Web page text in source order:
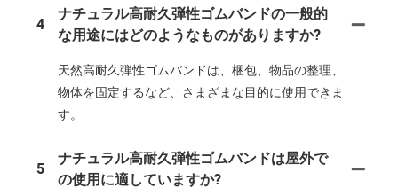
4
ナチュラル高耐久弾性ゴムバンドの一般的
な用途にはどのようなものがありますか?
天然高耐久弾性ゴムバンドは、梱包、物品の整理、
物体を固定するなど、さまざまな目的に使用できま
す。
5
ナチュラル高耐久弾性ゴムバンドは屋外で
の使用に適していますか?